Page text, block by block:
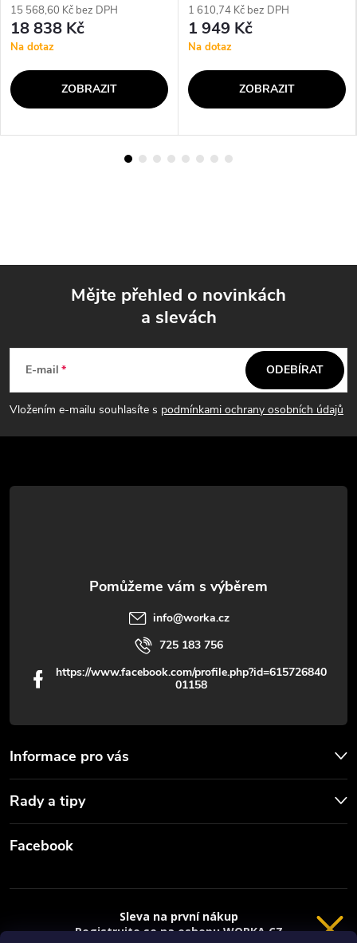
15 568,60 Kč bez DPH
18 838 Kč
Na dotaz
ZOBRAZIT
1 610,74 Kč bez DPH
1 949 Kč
Na dotaz
ZOBRAZIT
p
a
t
Mějte přehled o novinkách
a slevách
E-mail
Vložením e-mailu souhlasíte s podmínkami ochrany osobních údajů
ODEBÍRAT
Informace pro vás
Rady a tipy
info@worka.cz
725 183 756
https://www.facebook.com/profile.php?id=615726840
01158
Facebook
Sleva na první nákup
Registrujte se na eshopu WORKA.CZ